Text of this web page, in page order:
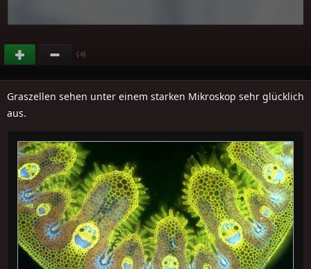
(-6)
Graszellen sehen unter einem starken Mikroskop sehr glücklich
aus.